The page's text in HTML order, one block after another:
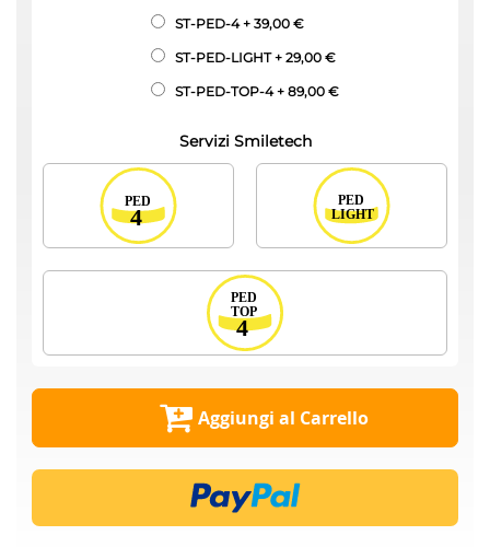
ST-PED-4+ 39,00 €
ST-PED-LIGHT+ 29,00 €
ST-PED-TOP-4+ 89,00 €
Servizi Smiletech
Aggiungi al Carrello